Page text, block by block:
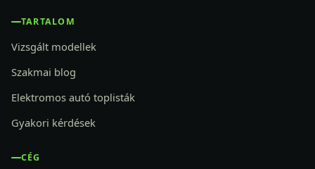
TARTALOM
Vizsgált modellek
Szakmai blog
Elektromos autó toplisták
Gyakori kérdések
CÉG